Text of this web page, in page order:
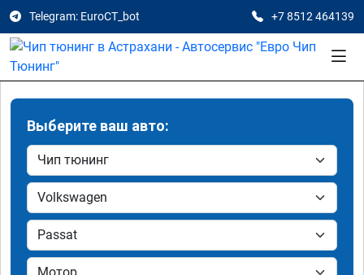
Telegram: EuroCT_bot +7 8512 464139
Выберите ваш авто: